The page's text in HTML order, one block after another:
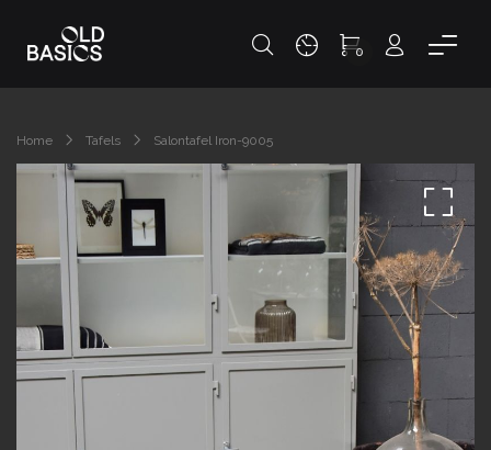
0
Home Tafels Salontafel Iron-9005